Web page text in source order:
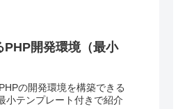
開発環境（最小
の開発環境を構築できる
小テンプレート付きで紹介